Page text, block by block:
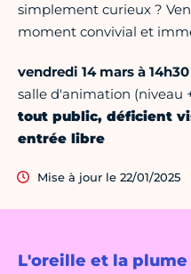
L'oreille et la plume
simplement curieux ?
moment convivial et
vendredi 14 mars à 14h30
salle d'animation (niveau
tout public, déficient
entrée libre
Mise à jour le 22/01/2025